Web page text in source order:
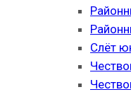
Слёт